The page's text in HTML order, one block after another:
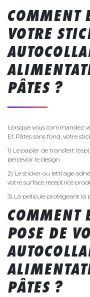
COMMENT
VOTRE
PÂTES ?
Lorsque vous commandez
Et Pâtes sans fond, votre
1) Le papier de transfert
percevoir le design
2) Le sticker ou lettrage
votre surface réceptrice
3) La pellicule protégeant la
COMMENT
POSE DE
PÂTES ?